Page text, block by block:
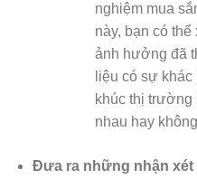
nghiệm mua
này, bạn có
ảnh hưởng đã
liệu có sự
khúc thị trường
nhau hay
Đưa ra những nhận xét